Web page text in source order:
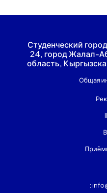
Студенческий
24, город Жалал-
область,
Общая
: